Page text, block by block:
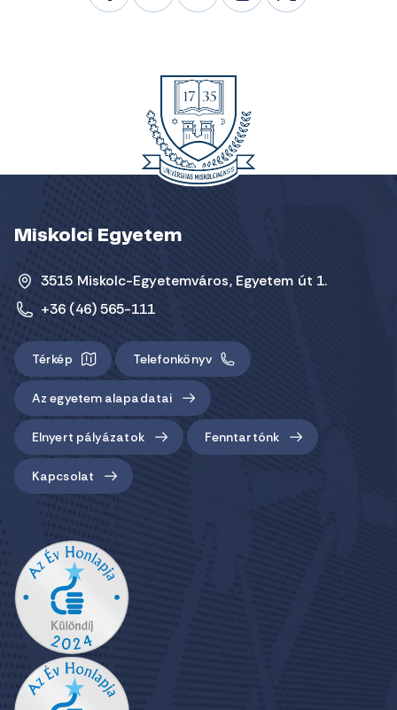
Miskolci Egyetem
3515 Miskolc-Egyetemváros, Egyetem út 1.
+36 (46) 565-111
Térkép Telefonkönyv
Az egyetem alapadatai
Elnyert pályázatok Fenntartónk
Kapcsolat